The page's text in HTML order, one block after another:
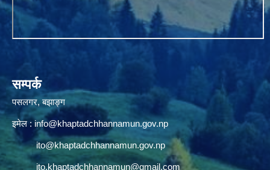
सम्पर्क
पसलगर, बझाङ्ग
इमेल : info@khaptadchhannamun.gov.np
ito@khaptadchhannamun.gov.np
ito.khaptadchhannamun@gmail.com